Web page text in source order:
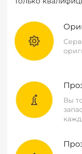
Вы